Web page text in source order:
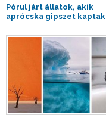
Pórul járt állatok, akik
aprócska gipszet kaptak